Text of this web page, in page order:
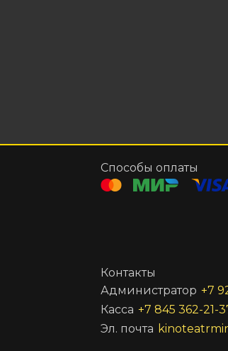
Способы оплаты
Контакты
Администратор +7
Касса +7 845 362-21-
Эл. почта